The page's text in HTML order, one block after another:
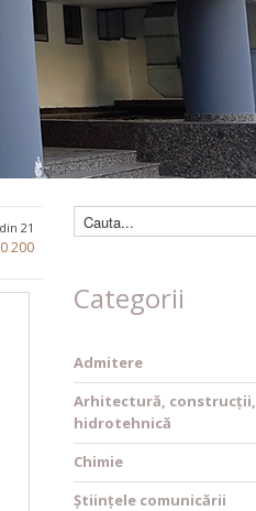
21
200
Căutare cărți
Categorii
Admitere
Arhitectură, construcții,
hidrotehnică
Chimie
Științele comunicării